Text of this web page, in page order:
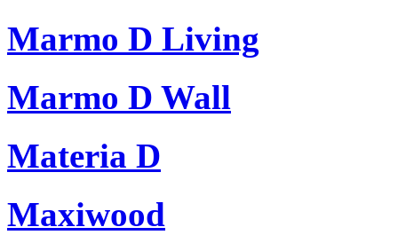
Marmo D Living
Marmo D Wall
Materia D
Maxiwood